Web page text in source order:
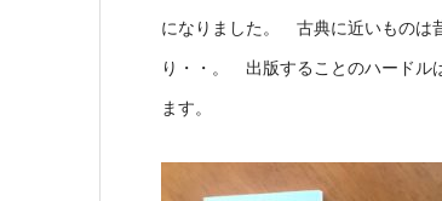
になりました。 古典に近いものは
り・・。 出版することのハードル
ます。